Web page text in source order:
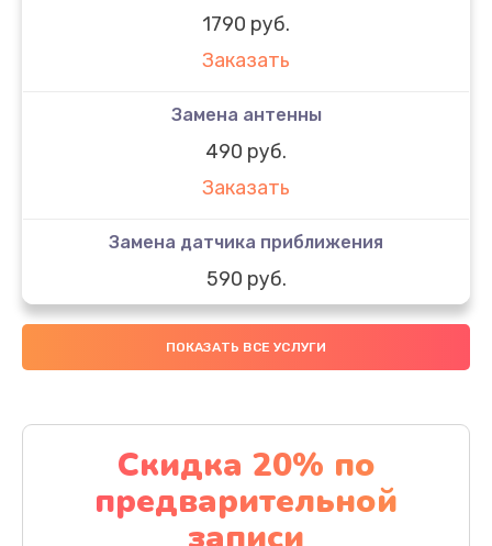
1790 руб.
Заказать
Замена антенны
490 руб.
Заказать
Замена датчика приближения
590 руб.
Заказать
Замена стекла
Обновление ПО
890 руб.
ПОКАЗАТЬ ВСЕ УСЛУГИ
Скидка 20% по
предварительной